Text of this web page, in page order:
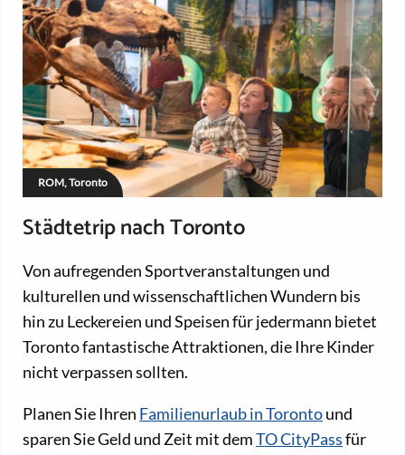
ROM, Toronto
Städtetrip nach Toronto
Von aufregenden Sportveranstaltungen und
kulturellen und wissenschaftlichen Wundern bis
hin zu Leckereien und Speisen für jedermann bietet
Toronto fantastische Attraktionen, die Ihre Kinder
nicht verpassen sollten.
Planen Sie Ihren Familienurlaub in Torontound
sparen Sie Geld und Zeit mit demTO CityPassfür